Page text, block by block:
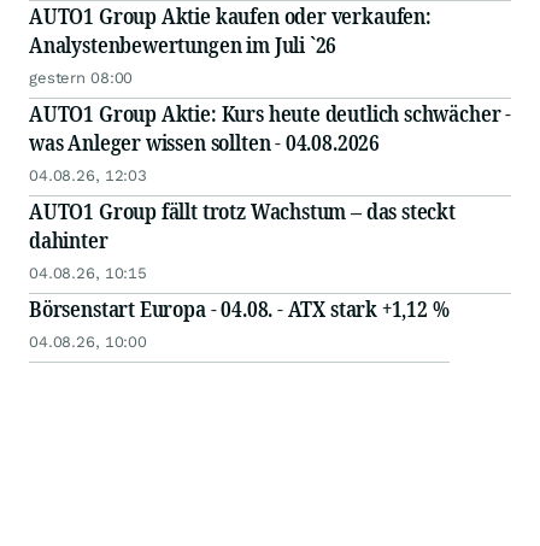
AUTO1 Group Aktie kaufen oder verkaufen:
Analystenbewertungen im Juli `26
gestern 08:00
AUTO1 Group Aktie: Kurs heute deutlich schwächer -
was Anleger wissen sollten - 04.08.2026
04.08.26, 12:03
AUTO1 Group fällt trotz Wachstum – das steckt
dahinter
04.08.26, 10:15
Börsenstart Europa - 04.08. - ATX stark +1,12 %
04.08.26, 10:00